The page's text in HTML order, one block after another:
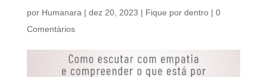
por Humanara | dez 20, 2023 | Fique por dentro| 0
Comentários